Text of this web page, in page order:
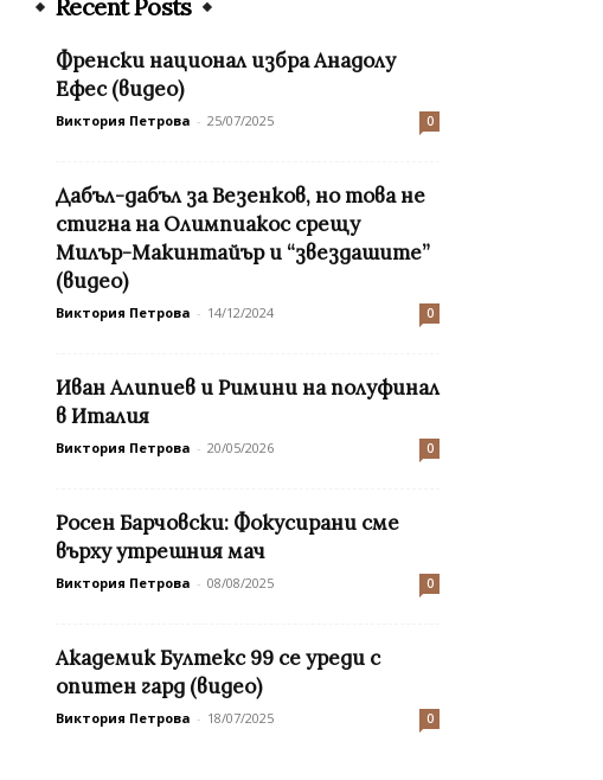
Recent Posts
Френски национал избра Анадолу
Ефес (видео)
Виктория Петрова - 25/07/2025 0
Дабъл-дабъл за Везенков, но това не
стигна на Олимпиакос срещу
Милър-Макинтайър и “звездашите”
(видео)
Виктория Петрова - 14/12/2024 0
Иван Алипиев и Римини на полуфинал
в Италия
Виктория Петрова - 20/05/2026 0
Росен Барчовски: Фокусирани сме
върху утрешния мач
Виктория Петрова - 08/08/2025 0
Академик Бултекс 99 се уреди с
опитен гард (видео)
Виктория Петрова - 18/07/2025 0